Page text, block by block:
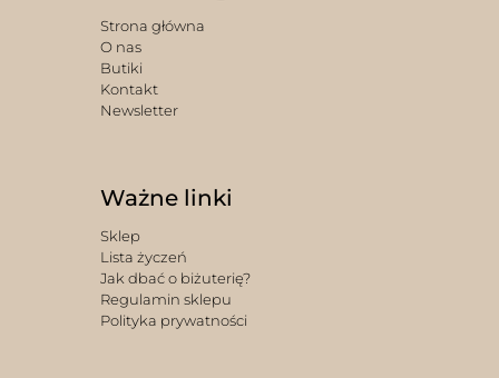
Strona główna
O nas
Butiki
Kontakt
Newsletter
Ważne linki
Sklep
Lista życzeń
Jak dbać o biżuterię?
Regulamin sklepu
Polityka prywatności